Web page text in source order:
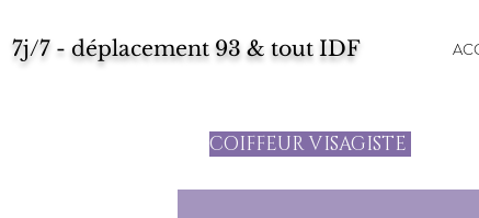
7j/7 - déplacement 93 & tout IDF
COIFFEUR VISAGISTE